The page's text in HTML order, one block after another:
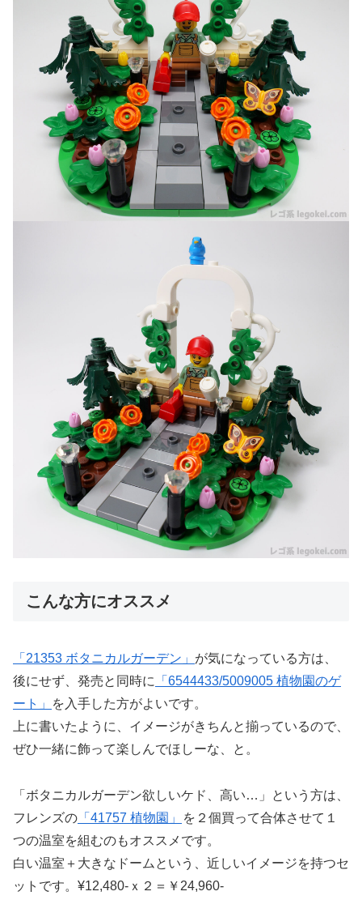
こんな方にオススメ
「21353 ボタニカルガーデン」 が気になっている方は、
後にせず、発売と同時に
「6544433/5009005 植物園のゲ
ート」
を入手した方がよいです。
上に書いたように、イメージがきちんと揃っているので、
ぜひ一緒に飾って楽しんでほしーな、と。
「ボタニカルガーデン欲しいケド、高い…」という方は、
フレンズの 「41757 植物園」
を２個買って合体させて１
つの温室を組むのもオススメです。
白い温室＋大きなドームという、近しいイメージを持つセ
ットです。¥12,480-ｘ２＝￥24,960-